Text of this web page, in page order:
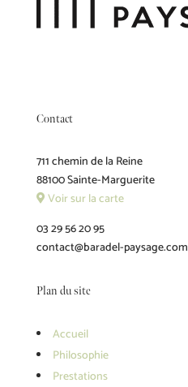
Contact
711 chemin de la Reine
88100 Sainte-Marguerite
Voir sur la carte
03 29 56 20 95
contact@baradel-paysage.com
Plan du site
Accueil
Philosophie
Prestations